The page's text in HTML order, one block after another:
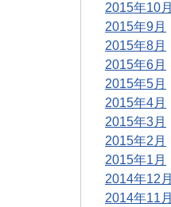
2015年10月
2015年9月
2015年8月
2015年6月
2015年5月
2015年4月
2015年3月
2015年2月
2015年1月
2014年12月
2014年11月